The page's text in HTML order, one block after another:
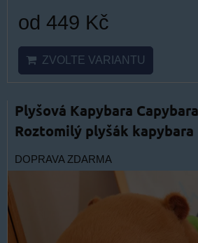
od 449 Kč
ZVOLTE VARIANTU
Plyšová Kapybara
Roztomilý plyšák kapybara
DOPRAVA ZDARMA